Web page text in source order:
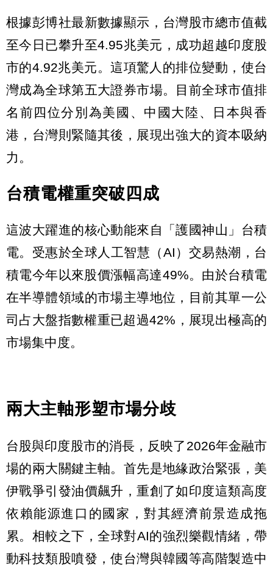
根據彭博社最新數據顯示，台灣股市總市值截
至今日已攀升至4.95兆美元，成功超越印度股
市的4.92兆美元。這項驚人的排位變動，使台
灣成為全球第五大證券市場。目前全球市值排
名前四位分別為美國、中國大陸、日本與香
港，台灣則緊隨其後，展現出強大的資本吸納
力。
台積電權重突破四成
這波大躍進的核心動能來自「護國神山」台積
電。受惠於全球人工智慧（AI）交易熱潮，台
積電今年以來股價漲幅高達49%。由於台積電
在半導體領域的市場主導地位，目前其單一公
司占大盤指數權重已超過42%，展現出極高的
市場集中度。
兩大主軸形塑市場分歧
台股與印度股市的消長，反映了2026年金融市
場的兩大關鍵主軸。首先是地緣政治緊張，美
伊戰爭引發油價飆升，重創了如印度這類高度
依賴能源進口的國家，對其經濟前景造成拖
累。相較之下，全球對AI的強烈樂觀情緒，帶
動科技類股噴發，使台灣與韓國等高階製造中